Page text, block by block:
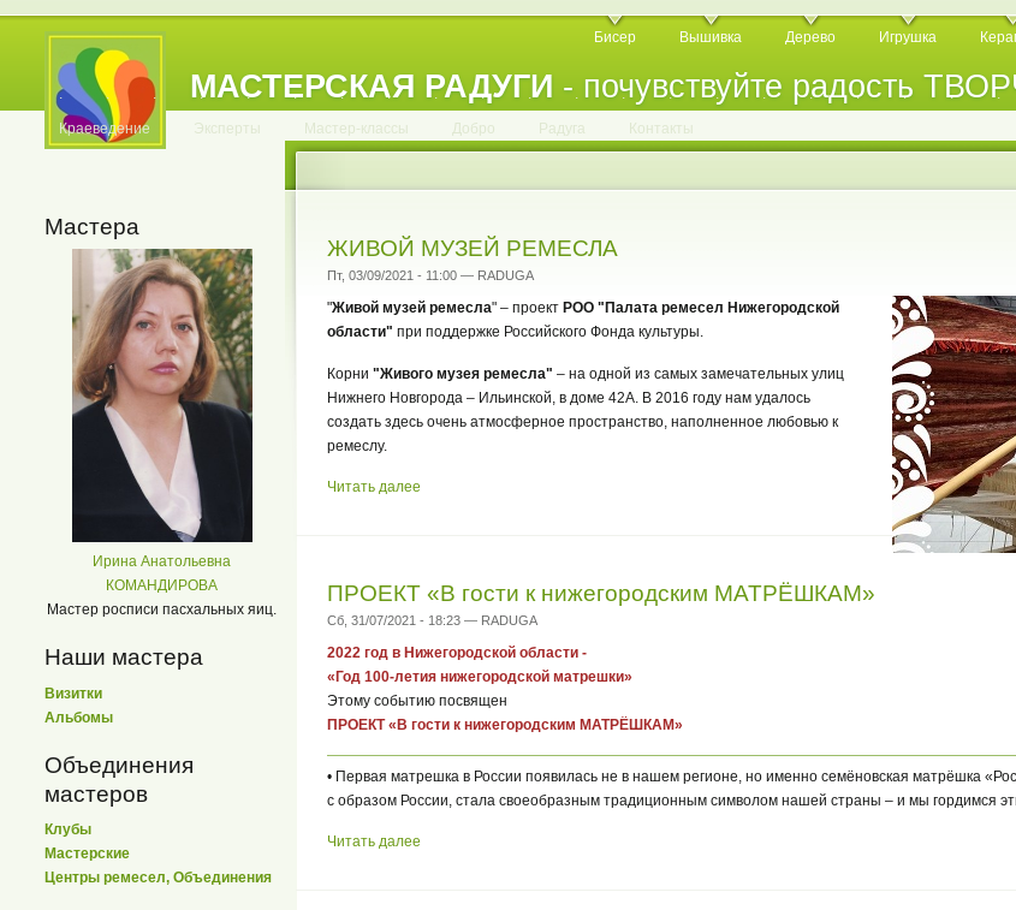
МАСТЕРСКАЯ РАДУГИ - почувствуйте радость
Бисер Вышивка Дерево Игрушка
. . . . . . . . . . . . . . . . . . . . .
Краеведение Эксперты Мастер-классы Добро Радуга Контакты
Мастера
Ирина Анатольевна
КОМАНДИРОВА
Мастер росписи пасхальных яиц.
Наши мастера
Визитки
Альбомы
Объединения
мастеров
Клубы
Мастерские
Центры ремесел, Объединения
ЖИВОЙ МУЗЕЙ РЕМЕСЛА
Пт, 03/09/2021 - 11:00 — RADUGA
"Живой музей ремесла" – проект РОО "Палата ремесел Нижегородской
области" при поддержке Российского Фонда культуры.
Корни "Живого музея ремесла" – на одной из самых замечательных улиц
Нижнего Новгорода – Ильинской, в доме 42А. В 2016 году нам удалось
создать здесь очень атмосферное пространство, наполненное любовью к
ремеслу.
Читать далее
ПРОЕКТ «В гости к нижегородским МАТРЁШКАМ»
Сб, 31/07/2021 - 18:23 — RADUGA
2022 год в Нижегородской области -
«Год 100-летия нижегородской матрешки»
Этому событию посвящен
ПРОЕКТ «В гости к нижегородским МАТРЁШКАМ»
• Первая матрешка в России появилась не в нашем регионе, но именно семёновская матрёшка
с образом России, стала своеобразным традиционным символом нашей страны – и мы гордимся
Читать далее